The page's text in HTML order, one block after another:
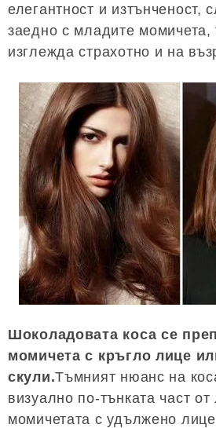
елегантност и изтънченост,
заедно с младите момичета,
изглежда страхотно и на
Шоколадовата коса се
момичета с кръгло лице
скули.Тъмният нюанс на
визуално по-тънката част
момичетата с удължено